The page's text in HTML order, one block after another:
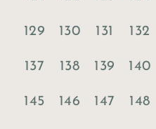
129 130 131 132
137 138 139 140
145 146 147 148